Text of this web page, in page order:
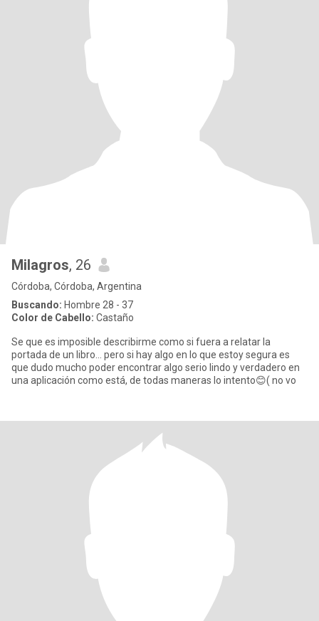
Milagros, 26
Córdoba, Córdoba, Argentina
Buscando: Hombre 28 - 37
Color de Cabello: Castaño
Se que es imposible describirme como si fuera a relatar la
portada de un libro... pero si hay algo en lo que estoy segura es
que dudo mucho poder encontrar algo serio lindo y verdadero en
una aplicación como está, de todas maneras lo intento😊( no vo